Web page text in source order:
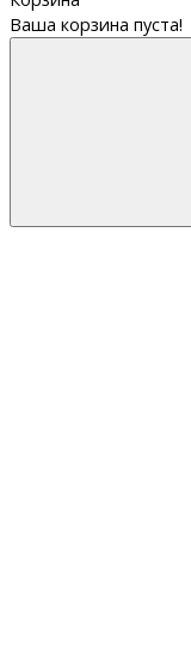
Ваша корзина пуста!